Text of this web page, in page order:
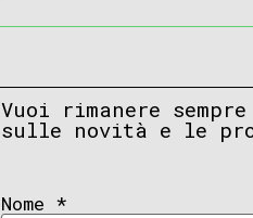
Vuoi rimanere
sulle novità e le
Nome *